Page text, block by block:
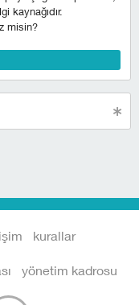
kaynağıdır.
misin?
kurallar
yönetim kadrosu